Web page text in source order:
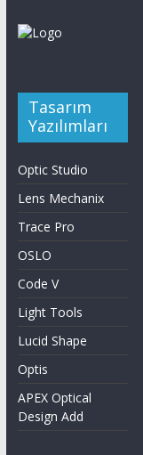
Tasarım
Yazılımları
Optic Studio
Lens Mechanix
Trace Pro
OSLO
Code V
Light Tools
Lucid Shape
Optis
APEX Optical
Design Add